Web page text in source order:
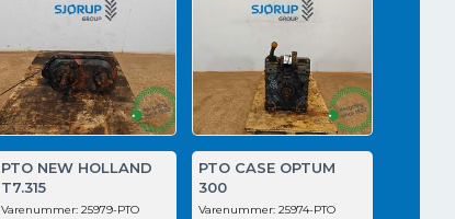
PTO NEW HOLLAND
T7.315
Varenummer: 25979-PTO
PTO CASE OPTUM
300
Varenummer: 25974-PTO